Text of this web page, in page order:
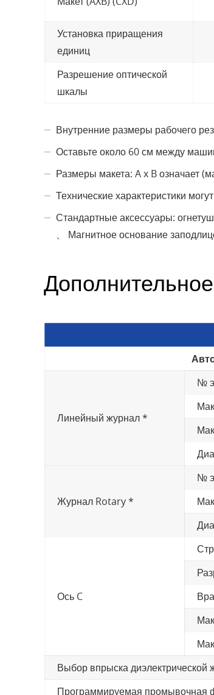
Установка приращения
единиц
Разрешение оптической
шкалы
Внутренние размеры рабочего
Оставьте около 60 см между
Размеры макета: A x B означает
Технические характеристики
Стандартные аксессуары:
、 Магнитное основание
Линейный журнал *
№
Журнал Rotary *
№
Ось C
Выбор впрыска диэлектрической
Программируемая промывочная